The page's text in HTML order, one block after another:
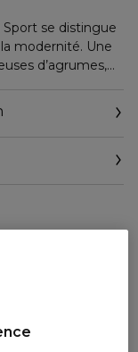
Sport se distingue
modernité. Une
d’agrumes,